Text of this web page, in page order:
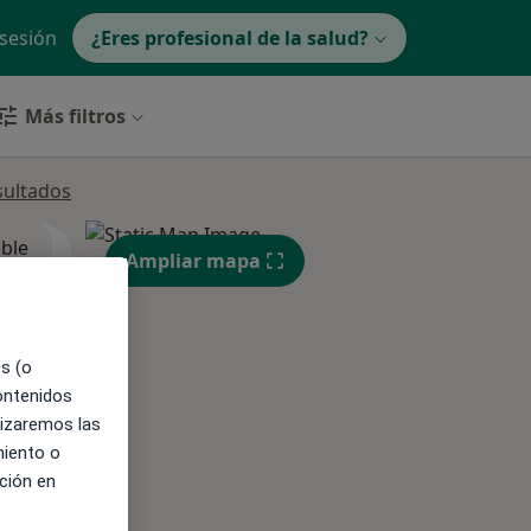
¿Eres profesional de la salud?
Más filtros
Ampliar mapa
(o
las
o
en